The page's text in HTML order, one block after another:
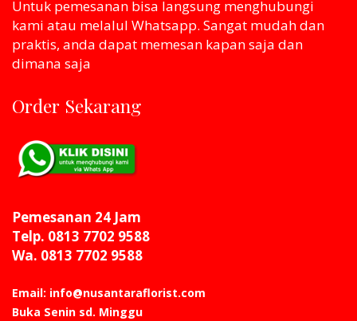
Untuk pemesanan bisa langsung menghubungi
kami atau melaluI Whatsapp. Sangat mudah dan
praktis, anda dapat memesan kapan saja dan
dimana saja
Order Sekarang
Pemesanan 24 Jam
Telp. 0813 7702 9588
Wa. 0813 7702 9588
Email: info@nusantaraflorist.com
Buka Senin sd. Minggu